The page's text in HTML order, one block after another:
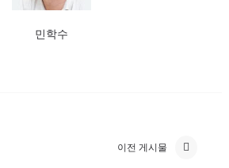
민학수
이전 게시물